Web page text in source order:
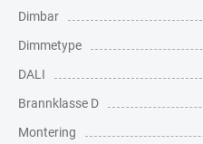
Dimbar
Dimmetype
DALI
Brannklasse D
Montering